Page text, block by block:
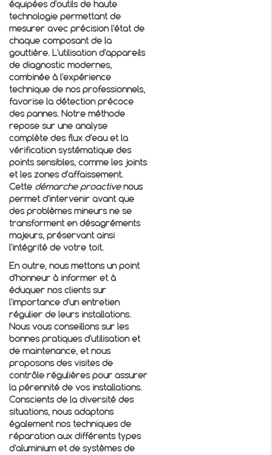
équipées d'outils de haute
technologie permettant de
mesurer avec précision l'état de
chaque composant de la
gouttière. L'utilisation d'appareils
de diagnostic modernes,
combinée à l'expérience
technique de nos professionnels,
favorise la détection précoce
des pannes. Notre méthode
repose sur une analyse
complète des flux d'eau et la
vérification systématique des
points sensibles, comme les joints
et les zones d'affaissement.
Cette démarche proactivenous
permet d'intervenir avant que
des problèmes mineurs ne se
transforment en désagréments
majeurs, préservant ainsi
l'intégrité de votre toit.
En outre, nous mettons un point
d'honneur à informer et à
éduquer nos clients sur
l'importance d'un entretien
régulier de leurs installations.
Nous vous conseillons sur les
bonnes pratiques d'utilisation et
de maintenance, et nous
proposons des visites de
contrôle régulières pour assurer
la pérennité de vos installations.
Conscients de la diversité des
situations, nous adaptons
également nos techniques de
réparation aux différents types
d'aluminium et de systèmes de